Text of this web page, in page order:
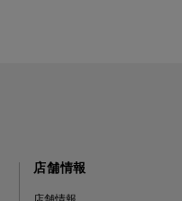
店舗情報